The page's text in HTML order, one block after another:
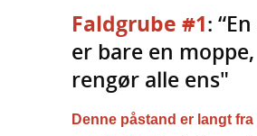
Faldgrube #1:
er bare en
rengør alle ens"
Denne påstand er langt fra